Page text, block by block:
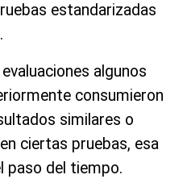
estandarizadas
algunos
consumieron
similares o
ciertas pruebas, esa
paso del tiempo.